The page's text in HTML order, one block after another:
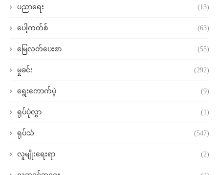
ပညာရေး (13)
ပေါ့ကတ်စ် (63)
မြေလတ်ပေးစာ (55)
မှုခင်း (292)
ရွေးကောက်ပွဲ (9)
ရုပ်ပုံလွှာ (1)
ရုပ်သံ (547)
လူမျိုးရေးရာ (2)